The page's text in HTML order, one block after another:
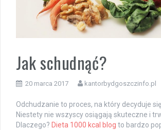
Jak schudnąć?
20 marca 2017 kantorbydgoszczinfo.pl
Odchudzanie to proces, na który decyduje
Niestety nie wszyscy osiągają skuteczne i
Dlaczego? Dieta 1000 kcal blog to bardzo